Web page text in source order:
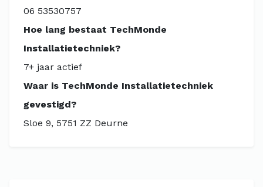
06 53530757
Hoe lang bestaat TechMonde
Installatietechniek?
7+ jaar actief
Waar is TechMonde Installatietechniek
gevestigd?
Sloe 9, 5751 ZZ Deurne